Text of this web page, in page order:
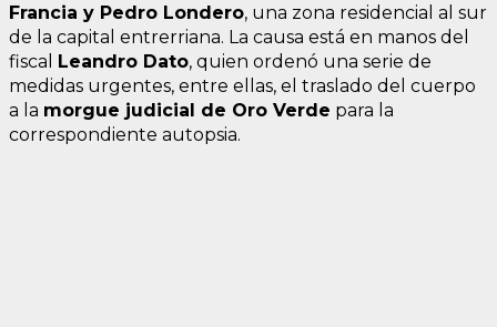
Francia y Pedro Londero, una zona residencial al sur
de la capital entrerriana. La causa está en manos del
fiscal Leandro Dato, quien ordenó una serie de
medidas urgentes, entre ellas, el traslado del cuerpo
a la morgue judicial de Oro Verde para la
correspondiente autopsia.